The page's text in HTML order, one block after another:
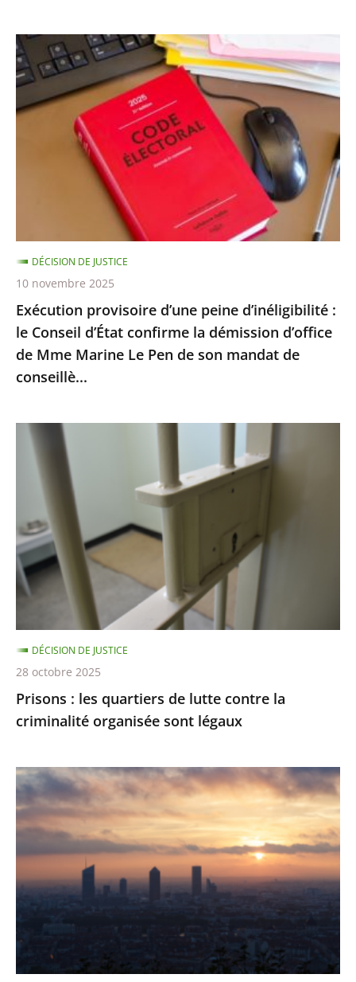
de
Bougival
au
Journal
Exécution
provisoire
d’une
peine
d’inéligibilité
confirme
la
démission
d’office
de
Mme
Marine
Pen
son
mandat
conseillè...
Exécution provisoire d’une peine d’inéligibilité :
le Conseil d’État confirme la démission d’office
de Mme Marine Le Pen de son mandat de
conseillè...
DÉCISION DE JUSTICE
10 novembre 2025
Prisons
quartiers
de
lutte
contre
la
criminalité
organisée
sont
légaux
Prisons : les quartiers de lutte contre la
criminalité organisée sont légaux
DÉCISION DE JUSTICE
28 octobre 2025
Émissions
de
gaz
à
de
serre
:
des
résultats